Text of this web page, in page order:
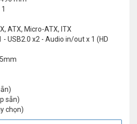
ATX, Micro-ATX, ITX
- USB2.0 x2 - Audio in/out x 1 (HD
sẵn)
chọn)